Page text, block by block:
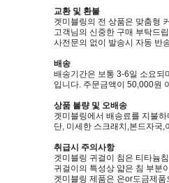
교환 및 환불
겟미블링의 전 상품은 맞춤형
고객님의 신중한 구매 부탁드
사전문의 없이 발송시 자동 반
배송
배송기간은 보통 3-6일 소요되
입니다. 주문금액이 50,000원
상품 불량 및 오배송
겟미블링에서 배송료를 지불
단, 미세한 스크래치,본드자국
취급시 주의사항
겟미블링 귀걸이 침은 티타늄
귀걸이의 특성상 얇은 침 부분
겟미블링 제품은 은or도금제